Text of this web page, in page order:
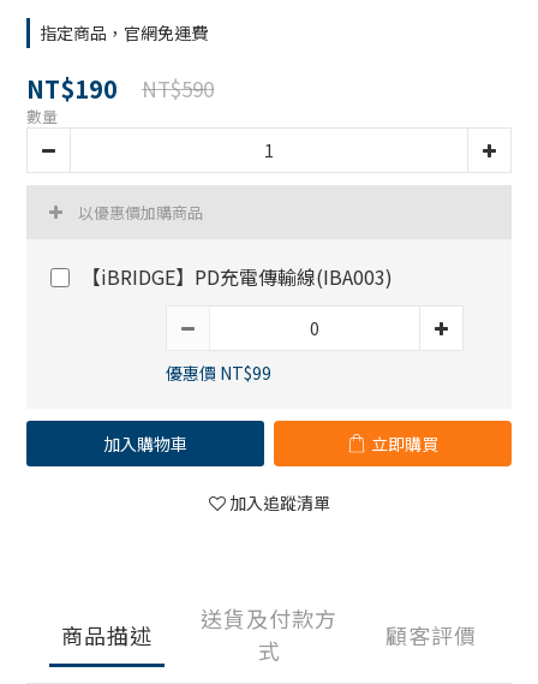
指定商品，官網免運費
NT$190 NT$590
數量
以優惠價加購商品
【iBRIDGE】PD充電傳輸線(IBA003)
優惠價 NT$99
加入購物車 立即購買
加入追蹤清單
商品描述
送貨及付款方
式
顧客評價